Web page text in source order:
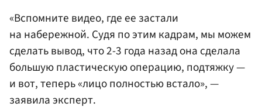
«Вспомните видео, где ее застали
на набережной. Судя по этим кадрам, мы можем
сделать вывод, что 2-3 года назад она сделала
большую пластическую операцию, подтяжку —
и вот, теперь «лицо полностью встало», —
заявила эксперт.